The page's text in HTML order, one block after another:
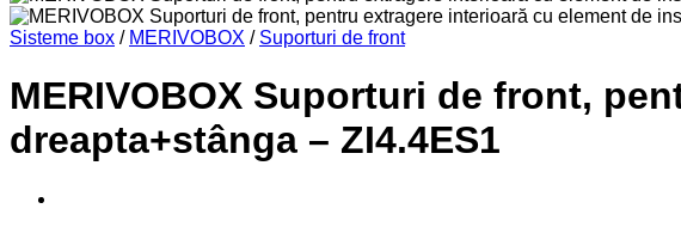
Sisteme box / MERIVOBOX / Suporturi de front
MERIVOBOX Suporturi de front,
dreapta+stânga – ZI4.4ES1